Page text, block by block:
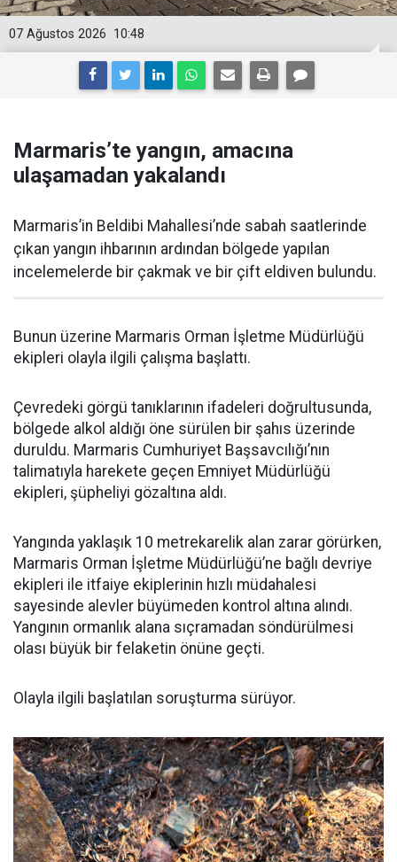
10:48
07 Ağustos 2026
Marmaris’te yangın, amacına
ulaşamadan yakalandı
Marmaris’in Beldibi Mahallesi’nde sabah saatlerinde
çıkan yangın ihbarının ardından bölgede yapılan
incelemelerde bir çakmak ve bir çift eldiven bulundu.
Bunun üzerine Marmaris Orman İşletme Müdürlüğü
ekipleri olayla ilgili çalışma başlattı.
Çevredeki görgü tanıklarının ifadeleri doğrultusunda,
bölgede alkol aldığı öne sürülen bir şahıs üzerinde
duruldu. Marmaris Cumhuriyet Başsavcılığı’nın
talimatıyla harekete geçen Emniyet Müdürlüğü
ekipleri, şüpheliyi gözaltına aldı.
Yangında yaklaşık 10 metrekarelik alan zarar görürken,
Marmaris Orman İşletme Müdürlüğü’ne bağlı devriye
ekipleri ile itfaiye ekiplerinin hızlı müdahalesi
sayesinde alevler büyümeden kontrol altına alındı.
Yangının ormanlık alana sıçramadan söndürülmesi
olası büyük bir felaketin önüne geçti.
Olayla ilgili başlatılan soruşturma sürüyor.